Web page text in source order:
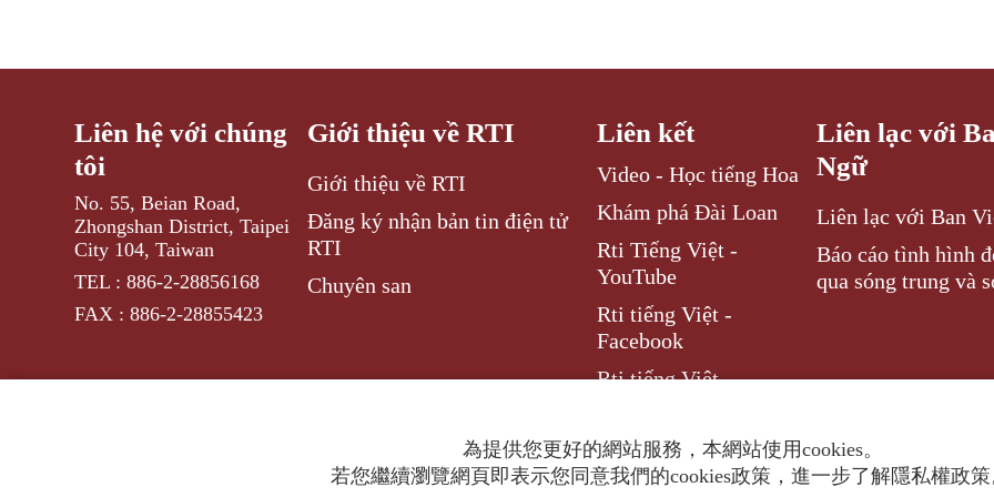
Liên hệ với chúng
tôi
No. 55, Beian Road,
Zhongshan District, Taipei
City 104, Taiwan
TEL : 886-2-28856168
FAX : 886-2-28855423
Giới thiệu về RTI
Giới thiệu về RTI
Đăng ký nhận bản tin điện tử
RTI
Chuyên san
Liên kết
Video - Học tiếng Hoa
Khám phá Đài Loan
Rti Tiếng Việt -
YouTube
Rti tiếng Việt -
Facebook
Rti tiếng Việt –
Liên lạc với
Ngữ
Liên lạc với Ban
Báo cáo tình hình
qua sóng trung và
為提供您更好的網站服務，本網站使用cookies。
若您繼續瀏覽網頁即表示您同意我們的cookies政策，進一步了解隱私權政